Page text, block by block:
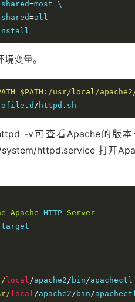
shared=
shared=all
变量。
usr/local/
. d / httpd . sh
-v可查看Apache的版
httpd.service 打开
Apache HTTP Server
target
local/apache2/ bin/apachectl
local/apache2/ bin/